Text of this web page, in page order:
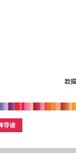
导读